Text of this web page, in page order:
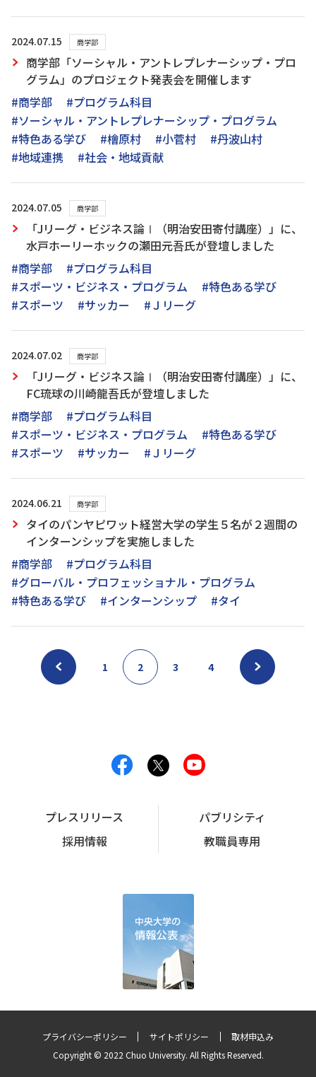
2024.07.15 商学部
商学部「ソーシャル・アントレプレナーシップ・プロ
グラム」のプロジェクト発表会を開催します
#商学部
#プログラム科目
#ソーシャル・アントレプレナーシップ・プログラム
#特色ある学び
#檜原村 #小菅村
#丹波山村
#地域連携
#社会・地域貢献
2024.07.05 商学部
「Jリーグ・ビジネス論Ⅰ（明治安田寄付講座）」に、
水戸ホーリーホックの瀬田元吾氏が登壇しました
#商学部
#プログラム科目
#スポーツ・ビジネス・プログラム
#特色ある学び
#スポーツ
#サッカー #Ｊリーグ
2024.07.02 商学部
「Jリーグ・ビジネス論Ⅰ（明治安田寄付講座）」に、
FC琉球の川崎龍吾氏が登壇しました
#商学部
#プログラム科目
#スポーツ・ビジネス・プログラム
#特色ある学び
#スポーツ
#サッカー #Ｊリーグ
2024.06.21 商学部
タイのパンヤピワット経営大学の学生５名が２週間の
インターンシップを実施しました
#商学部
#プログラム科目
#グローバル・プロフェッショナル・プログラム
#特色ある学び
#インターンシップ #タイ
1 2 3 4
プレスリリース
パブリシティ
採用情報
教職員専用
プライバシーポリシー サイトポリシー
取材申込み
Copyright © 2022 Chuo University. All Rights Reserved.